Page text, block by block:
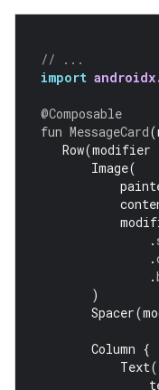
// ...
import
@Composable
fun MessageCard(
Row(modifier
Image(
.
.
.
)
Spacer(
Column {
Text(